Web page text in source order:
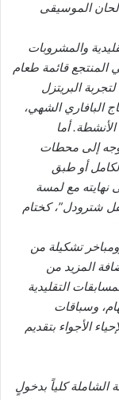
الموسيقى
والمشروبات
المنتجع قائمة طعام
البريتزل
البافاري الشهي،
أما
إلى محطات
أو طبق
نهايته مع لمسة
شترودل”، كختام
تشكيلة من
المزيد من
التقليدية
وسباقات
الأجواء بتقديم
كلياً بدخولٍ